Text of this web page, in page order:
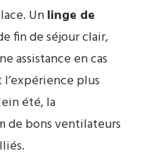
Unlinge de
fin de séjour clair,
assistance en cas
plus
été, la
de bons ventilateurs